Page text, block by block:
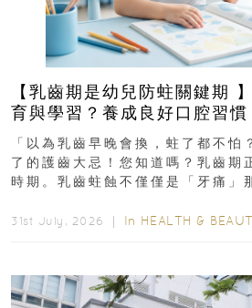
【乳齒期是幼兒防蛀關鍵期
育與學習？養成良好口腔習慣， 舒適達 強
瑯質 兒童牙膏防護指南
「以為乳齒早晚會換，蛀了都不怕
了的護齒大忌！您知道嗎？乳齒期
時期。乳齒蛀蝕不僅僅是「牙痛」
31st July, 2026 ｜ In HEALTH &